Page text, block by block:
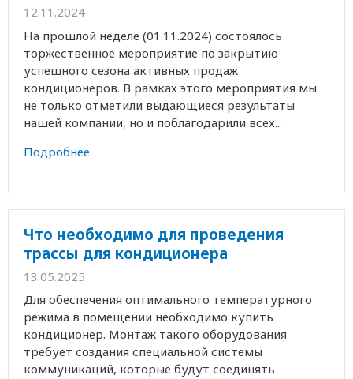
12.11.2024
На прошлой неделе (01.11.2024) состоялось
торжественное мероприятие по закрытию
успешного сезона активных продаж
кондиционеров. В рамках этого мероприятия мы
не только отметили выдающиеся результаты
нашей компании, но и поблагодарили всех...
Подробнее
Что необходимо для проведения
трассы для кондиционера
13.05.2025
Для обеспечения оптимального температурного
режима в помещении необходимо купить
кондиционер. Монтаж такого оборудования
требует создания специальной системы
коммуникаций, которые будут соединять